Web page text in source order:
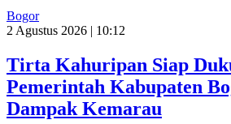
Bogor
2 Agustus 2026 | 10:12
Tirta Kahuripan Siap
Pemerintah Kabupaten
Dampak Kemarau